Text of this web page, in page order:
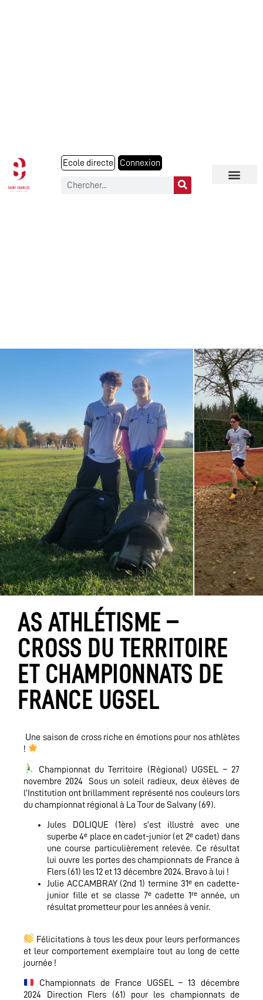
Ecole directe Connexion
AS ATHLÉTISME –
CROSS DU TERRITOIRE
ET CHAMPIONNATS DE
FRANCE UGSEL
Une saison de cross riche en émotions pour nos athlètes
!
Championnat du Territoire (Régional) UGSEL – 27
novembre 2024 Sous un soleil radieux, deux élèves de
l’Institution ont brillamment représenté nos couleurs lors
du championnat régional à La Tour de Salvany (69).
Jules DOLIQUE (1ère) s’est illustré avec une
superbe 4ᵉ place en cadet-junior (et 2ᵉ cadet) dans
une course particulièrement relevée. Ce résultat
lui ouvre les portes des championnats de France à
Flers (61) les 12 et 13 décembre 2024. Bravo à lui !
Julie ACCAMBRAY (2nd 1) termine 31ᵉ en cadette-
junior fille et se classe 7ᵉ cadette 1ʳᵉ année, un
résultat prometteur pour les années à venir.
Félicitations à tous les deux pour leurs performances
et leur comportement exemplaire tout au long de cette
journée !
Championnats de France UGSEL – 13 décembre
2024 Direction Flers (61) pour les championnats de